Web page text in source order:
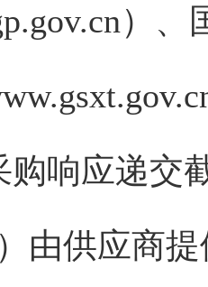
）
购响应递交
由供应商